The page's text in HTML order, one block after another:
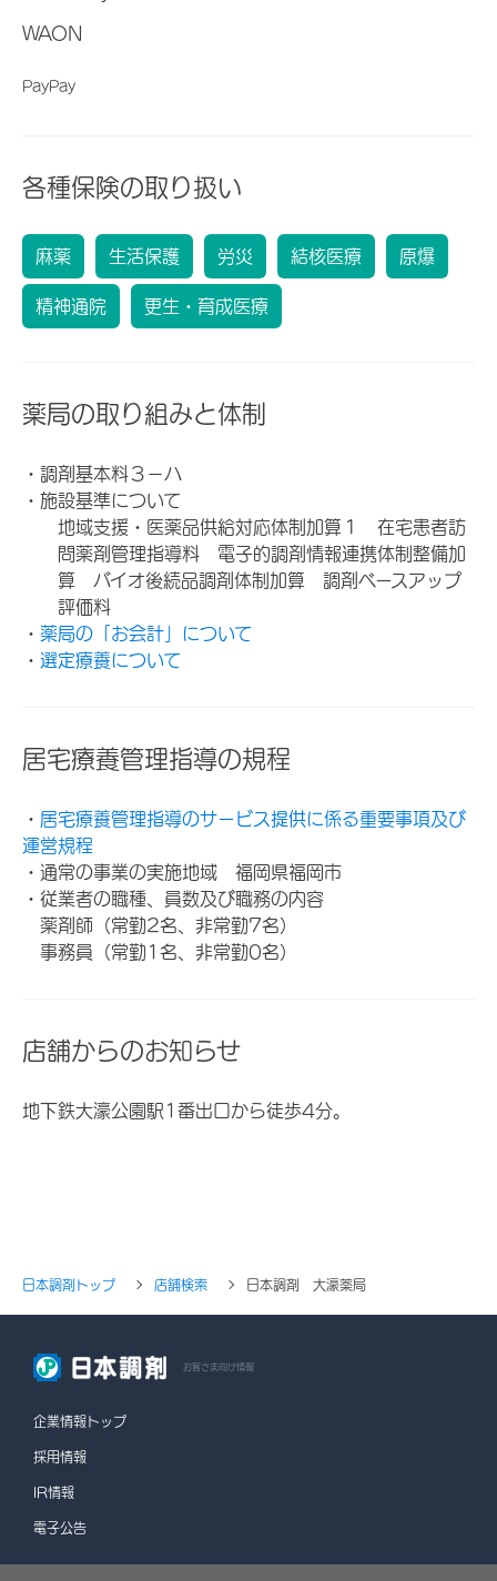
WAON
PayPay
各種保険の取り扱い
麻薬 生活保護 労災 結核医療 原爆
精神通院 更生・育成医療
薬局の取り組みと体制
・調剤基本料３－ハ
・施設基準について
地域支援・医薬品供給対応体制加算１ 在宅患者訪
問薬剤管理指導料 電子的調剤情報連携体制整備加
算 バイオ後続品調剤体制加算 調剤ベースアップ
評価料
・ 薬局の「お会計」について
・ 選定療養について
居宅療養管理指導の規程
・ 居宅療養管理指導のサービス提供に係る重要事項及び
運営規程
・通常の事業の実施地域 福岡県福岡市
・従業者の職種、員数及び職務の内容
薬剤師（常勤2名、非常勤7名）
事務員（常勤1名、非常勤0名）
店舗からのお知らせ
地下鉄大濠公園駅1番出口から徒歩4分。
日本調剤トップ 店舗検索 日本調剤 大濠薬局
お客さま向け情報
企業情報トップ
採用情報
IR情報
電子公告